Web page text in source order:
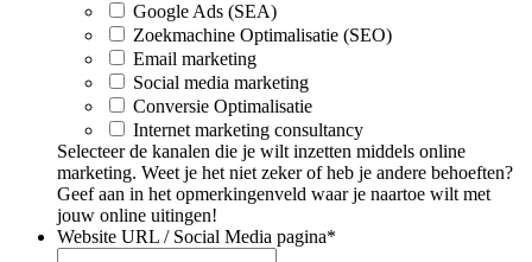
Google Ads (SEA)
Zoekmachine Optimalisatie (SEO)
Email marketing
Social media marketing
Conversie Optimalisatie
Internet marketing consultancy
Selecteer de kanalen die je wilt inzetten middels online
marketing. Weet je het niet zeker of heb je andere behoeften?
Geef aan in het opmerkingenveld waar je naartoe wilt met
jouw online uitingen!
Website URL / Social Media pagina*